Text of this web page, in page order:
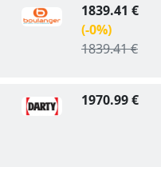
1839.41 €
(-0%)
1839.41 €
1970.99 €